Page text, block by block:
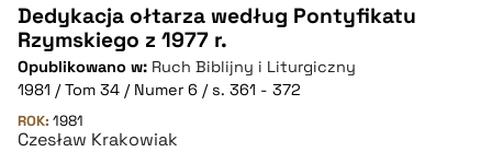
pobierz cytat
CZYSTY TEKST
pobierz cytat
Dedykacja ołtarza według Pontyfikatu
Rzymskiego z 1977 r.
Opublikowano w: Ruch Biblijny i Liturgiczny
1981 / Tom 34 / Numer 6 / s. 361 - 372
ROK: 1981
Czesław Krakowiak